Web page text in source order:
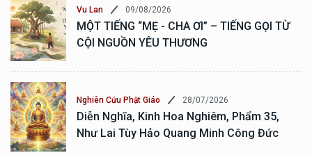
Vu Lan 09/08/2026
MỘT TIẾNG “MẸ - CHA ƠI” – TIẾNG GỌI TỪ
CỘI NGUỒN YÊU THƯƠNG
Nghiên Cứu Phật Giáo 28/07/2026
Diễn Nghĩa, Kinh Hoa Nghiêm, Phẩm 35,
Như Lai Tùy Hảo Quang Minh Công Đức